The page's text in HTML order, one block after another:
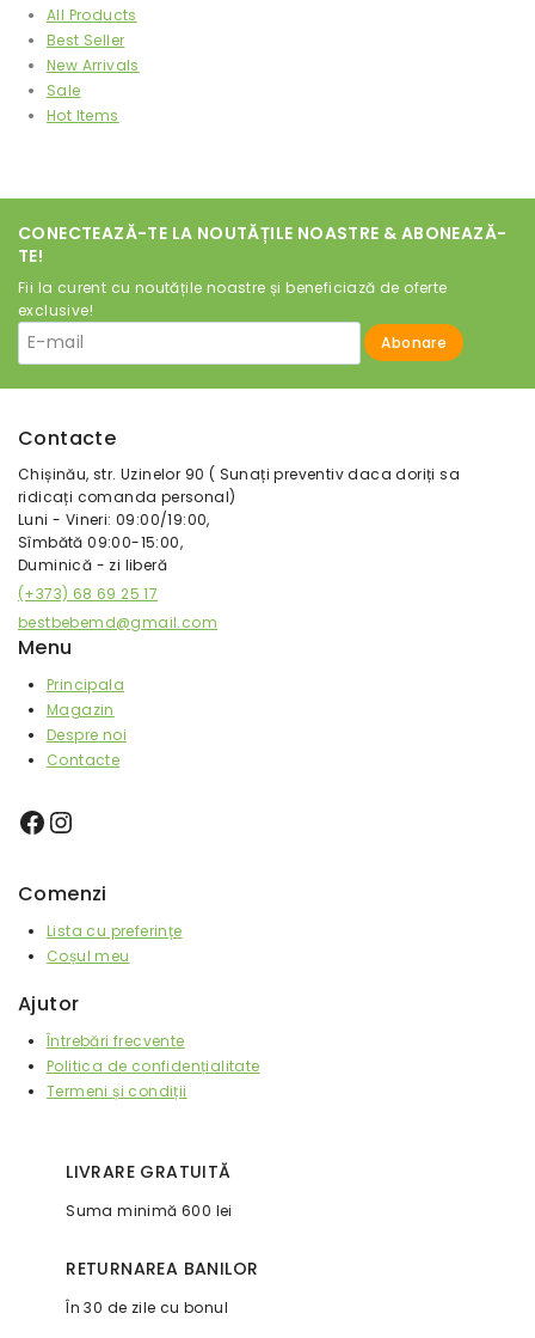
All Products
Best Seller
New Arrivals
Sale
Hot Items
CONECTEAZĂ-TE LA NOUTĂȚILE NOASTRE & ABONEAZĂ-
TE!
Fii la curent cu noutățile noastre și beneficiază de oferte
exclusive!
Contacte
Chișinău, str. Uzinelor 90 ( Sunați preventiv daca doriți sa
ridicați comanda personal)
Luni - Vineri: 09:00/19:00,
Sîmbătă 09:00-15:00,
Duminică - zi liberă
(+373) 68 69 25 17
bestbebemd@gmail.com
Menu
Principala
Magazin
Despre noi
Contacte
Comenzi
Lista cu preferințe
Coșul meu
Ajutor
Întrebări frecvente
Politica de confidențialitate
Termeni și condiții
LIVRARE GRATUITĂ
Suma minimă 600 lei
RETURNAREA BANILOR
În 30 de zile cu bonul